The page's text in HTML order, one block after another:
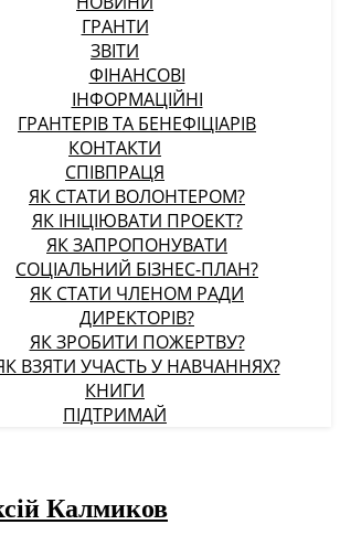
ГРАНТИ
ЗВІТИ
ФІНАНСОВІ
ІНФОРМАЦІЙНІ
ГРАНТЕРІВ ТА БЕНЕФІЦІАРІВ
КОНТАКТИ
СПІВПРАЦЯ
ЯК СТАТИ ВОЛОНТЕРОМ?
ЯК ІНІЦІЮВАТИ ПРОЕКТ?
ЯК ЗАПРОПОНУВАТИ
СОЦІАЛЬНИЙ БІЗНЕС-ПЛАН?
ЯК СТАТИ ЧЛЕНОМ РАДИ
ДИРЕКТОРІВ?
ЯК ЗРОБИТИ ПОЖЕРТВУ?
ВЗЯТИ УЧАСТЬ У НАВЧАННЯХ?
КНИГИ
ПІДТРИМАЙ
Калмиков